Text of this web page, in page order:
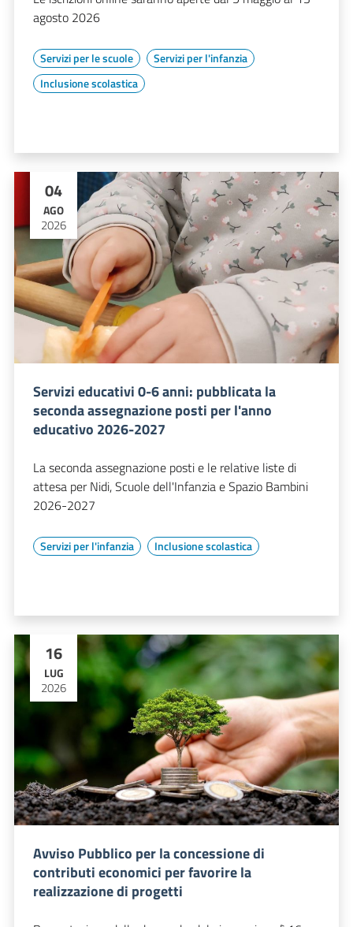
agosto 2026
Servizi per le scuole
Servizi per l'infanzia
Inclusione scolastica
04
AGO
2026
Servizi educativi 0-6 anni: pubblicata la
seconda assegnazione posti per l'anno
educativo 2026-2027
La seconda assegnazione posti e le relative liste di
attesa per Nidi, Scuole dell'Infanzia e Spazio Bambini
2026-2027
Servizi per l'infanzia Inclusione scolastica
16
LUG
2026
Avviso Pubblico per la concessione di
contributi economici per favorire la
realizzazione di progetti